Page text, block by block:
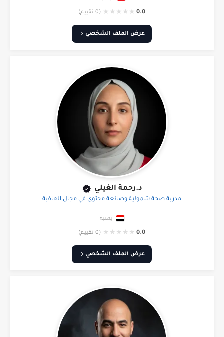
0.0
★
★
★
★
★ (0 تقييم)
عرض الملف الشخصي
د.رحمة الغيلي
مدربة صحة شمولية وصانعة محتوى في مجال العافية
يمنية
0.0
★
★
★
★
★ (0 تقييم)
عرض الملف الشخصي